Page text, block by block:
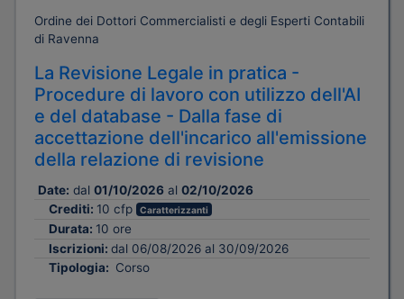
Ordine dei Dottori Commercialisti e degli Esperti Contabili
di Ravenna
La Revisione Legale in pratica -
Procedure di lavoro con utilizzo dell'AI
e del database - Dalla fase di
accettazione dell'incarico all'emissione
della relazione di revisione
Date: dal 01/10/2026 al 02/10/2026
Crediti: 10 cfp Caratterizzanti
Durata: 10 ore
Iscrizioni: dal 06/08/2026 al 30/09/2026
Tipologia: Corso